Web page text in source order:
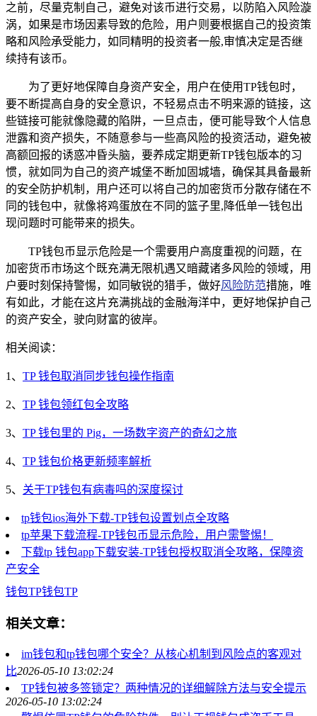
之前，尽量克制自己，避免对该币进行交易，以防陷入风险漩
涡，如果是市场因素导致的危险，用户则要根据自己的投资策
略和风险承受能力，如同精明的投资者一般,审慎决定是否继
续持有该币。
为了更好地保障自身资产安全，用户在使用TP钱包时，
要不断提高自身的安全意识，不轻易点击不明来源的链接，这
些链接可能就像隐藏的陷阱，一旦点击，便可能导致个人信息
泄露和资产损失，不随意参与一些高风险的投资活动，避免被
高额回报的诱惑冲昏头脑，要养成定期更新TP钱包版本的习
惯，就如同为自己的资产城堡不断加固城墙，确保其具备最新
的安全防护机制，用户还可以将自己的加密货币分散存储在不
同的钱包中，就像将鸡蛋放在不同的篮子里,降低单一钱包出
现问题时可能带来的损失。
TP钱包币显示危险是一个需要用户高度重视的问题，在
加密货币市场这个既充满无限机遇又暗藏诸多风险的领域，用
户要时刻保持警惕，如同敏锐的猎手，做好风险防范措施，唯
有如此，才能在这片充满挑战的金融海洋中，更好地保护自己
的资产安全，驶向财富的彼岸。
相关阅读：
1、 TP 钱包取消同步钱包操作指南
2、 TP 钱包领红包全攻略
3、 TP 钱包里的 Pig，一场数字资产的奇幻之旅
4、 TP 钱包价格更新频率解析
5、 关于TP钱包有病毒吗的深度探讨
tp钱包ios海外下载-TP钱包设置划点全攻略
tp苹果下载流程-TP钱包币显示危险，用户需警惕！
下载tp 钱包app下载安装-TP钱包授权取消全攻略，保障资
产安全
钱包TP钱包TP
相关文章：
im钱包和tp钱包哪个安全？从核心机制到风险点的客观对
比2026-05-10 13:02:24
TP钱包被多签锁定？两种情况的详细解除方法与安全提示
2026-05-10 13:02:24